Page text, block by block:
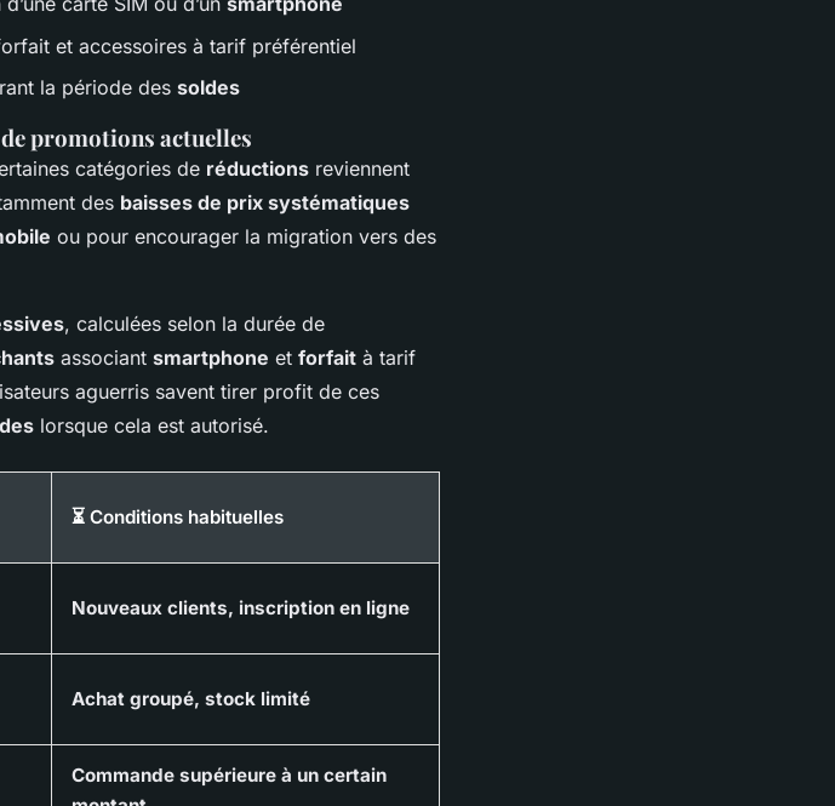
et accessoires à tarif préférentiel
la période des soldes
promotions actuelles
catégories de réductions reviennent
des baisses de prix systématiques
ou pour encourager la migration vers des
, calculées selon la durée de
associant smartphone et forfait à tarif
aguerris savent tirer profit de ces
lorsque cela est autorisé.
⏳ Conditions habituelles
Nouveaux clients, inscription en ligne
Achat groupé, stock limité
Commande supérieure à un certain